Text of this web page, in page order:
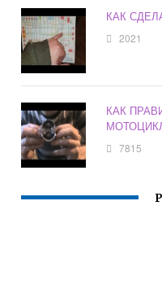
КАК
2021
КАК
7815